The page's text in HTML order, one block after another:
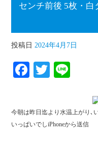
センチ前後 5枚・白
投稿日 2024年4月7日
Fa
ok
T
r
今朝は昨日迄より水温上がり､
いっぱいでしiPhoneから送信